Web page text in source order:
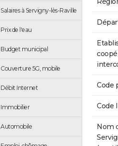
Salaires à Servigny-lès-Raville
Prix de l'eau
Budget municipal
Couverture 5G, mobile
Débit Internet
Immobilier
Automobile
Code
Code
Nom